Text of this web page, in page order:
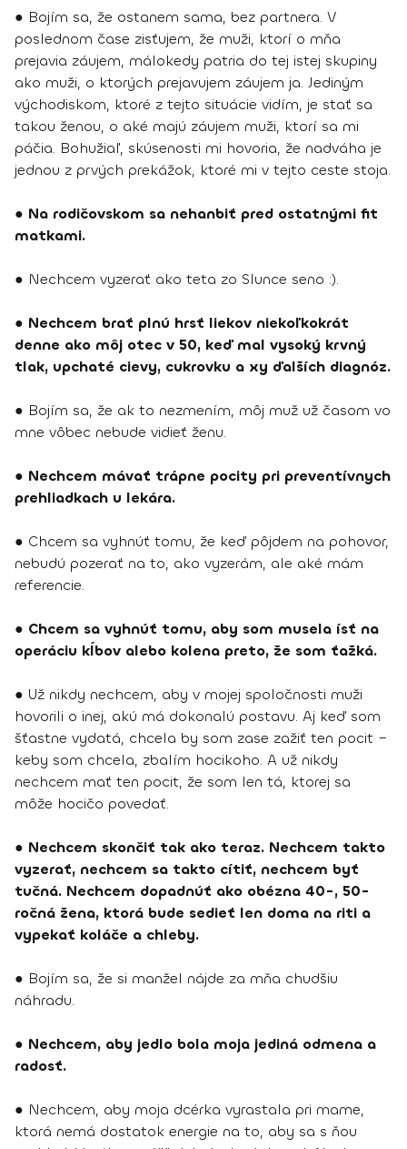
● Bojím sa, že ostanem sama, bez partnera. V
poslednom čase zisťujem, že muži, ktorí o mňa
prejavia záujem, málokedy patria do tej istej skupiny
ako muži, o ktorých prejavujem záujem ja. Jediným
východiskom, ktoré z tejto situácie vidím, je stať sa
takou ženou, o aké majú záujem muži, ktorí sa mi
páčia. Bohužiaľ, skúsenosti mi hovoria, že nadváha je
jednou z prvých prekážok, ktoré mi v tejto ceste stoja.
● Na rodičovskom sa nehanbiť pred ostatnými fit
matkami.
● Nechcem vyzerať ako teta zo Slunce seno :).
● Nechcem brať plnú hrsť liekov niekoľkokrát
denne ako môj otec v 50, keď mal vysoký krvný
tlak, upchaté cievy, cukrovku a xy ďalších diagnóz.
● Bojím sa, že ak to nezmením, môj muž už časom vo
mne vôbec nebude vidieť ženu.
● Nechcem mávať trápne pocity pri preventívnych
prehliadkach u lekára.
● Chcem sa vyhnúť tomu, že keď pôjdem na pohovor,
nebudú pozerať na to, ako vyzerám, ale aké mám
referencie.
● Chcem sa vyhnúť tomu, aby som musela ísť na
operáciu kĺbov alebo kolena preto, že som ťažká.
● Už nikdy nechcem, aby v mojej spoločnosti muži
hovorili o inej, akú má dokonalú postavu. Aj keď som
šťastne vydatá, chcela by som zase zažiť ten pocit –
keby som chcela, zbalím hocikoho. A už nikdy
nechcem mať ten pocit, že som len tá, ktorej sa
môže hocičo povedať.
● Nechcem skončiť tak ako teraz. Nechcem takto
vyzerať, nechcem sa takto cítiť, nechcem byť
tučná. Nechcem dopadnúť ako obézna 40-, 50-
ročná žena, ktorá bude sedieť len doma na riti a
vypekať koláče a chleby.
● Bojím sa, že si manžel nájde za mňa chudšiu
náhradu.
● Nechcem, aby jedlo bola moja jediná odmena a
radosť.
● Nechcem, aby moja dcérka vyrastala pri mame,
ktorá nemá dostatok energie na to, aby sa s ňou